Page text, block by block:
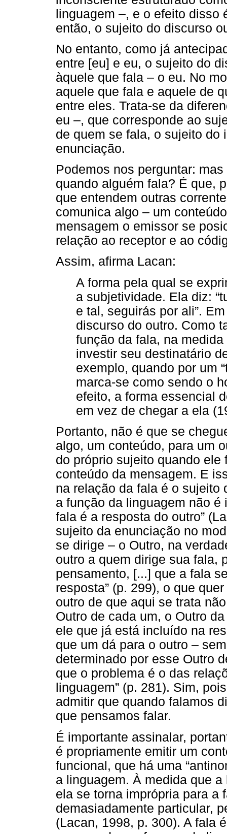
linguagem –, e o efeito disso
então, o sujeito do discurso
No entanto, como já
entre [eu] e eu, o sujeito do
àquele que fala – o eu. No
aquele que fala e aquele de
entre eles. Trata-se da
eu –, que corresponde ao
de quem se fala, o sujeito do
enunciação.
Podemos nos perguntar:
quando alguém fala? É que,
que entendem outras
comunica algo – um
mensagem o emissor se
relação ao receptor e ao
Assim, afirma Lacan:
A forma pela qual se
a subjetividade. Ela diz:
e tal, seguirás por ali”.
discurso do outro. Como
função da fala, na
investir seu destinatário
exemplo, quando por um
marca-se como sendo o
efeito, a forma essencial
em vez de chegar a ela
Portanto, não é que se
algo, um conteúdo, para um
do próprio sujeito quando
conteúdo da mensagem. E
na relação da fala é o sujeito
a função da linguagem não é
fala é a resposta do outro”
sujeito da enunciação no
se dirige – o Outro, na
outro a quem dirige sua fala,
pensamento, [...] que a fala
resposta” (p. 299), o que
outro de que aqui se trata
Outro de cada um, o Outro
ele que já está incluído na
que um dá para o outro –
determinado por esse Outro
que o problema é o das
linguagem” (p. 281). Sim,
admitir que quando falamos
que pensamos falar.
É importante assinalar,
é propriamente emitir um
funcional, que há uma
a linguagem. À medida que
ela se torna imprópria para a
demasiadamente particular,
(Lacan, 1998, p. 300). A fala